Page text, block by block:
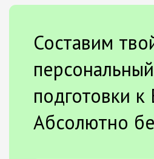
Составим
подготовки к
Абсолютно